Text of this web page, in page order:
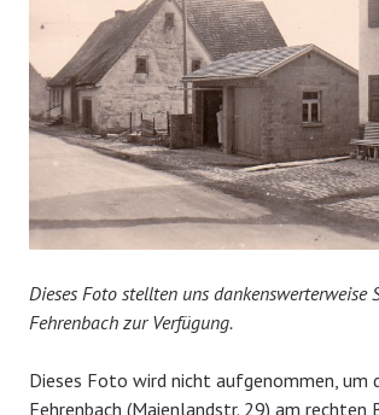
Dieses Foto stellten uns dankenswerterweise
Fehrenbach zur Verfügung.
Dieses Foto wird nicht aufgenommen, um
Fehrenbach (Maienlandstr. 29) am rechten